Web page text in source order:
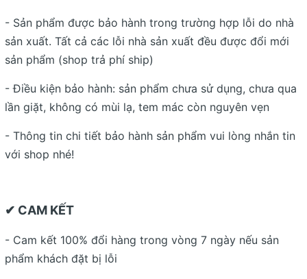
- Sản phẩm được bảo hành trong trường hợp lỗi do nhà
sản xuất. Tất cả các lỗi nhà sản xuất đều được đổi mới
sản phẩm (shop trả phí ship)
- Điều kiện bảo hành: sản phẩm chưa sử dụng, chưa qua
lần giặt, không có mùi lạ, tem mác còn nguyên vẹn
- Thông tin chi tiết bảo hành sản phẩm vui lòng nhắn tin
với shop nhé!
✔ CAM KẾT
- Cam kết 100% đổi hàng trong vòng 7 ngày nếu sản
phẩm khách đặt bị lỗi